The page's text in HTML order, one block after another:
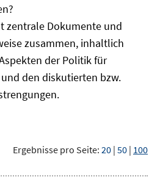
zentrale Dokumente und
zusammen, inhaltlich
der Politik für
den diskutierten bzw.
Ergebnisse pro Seite: 20 | 50 | 100